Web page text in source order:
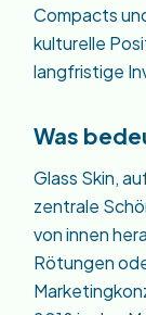
Compacts
kulturelle
langfristige
Was
Glass Skin,
zentrale
von innen
Rötungen